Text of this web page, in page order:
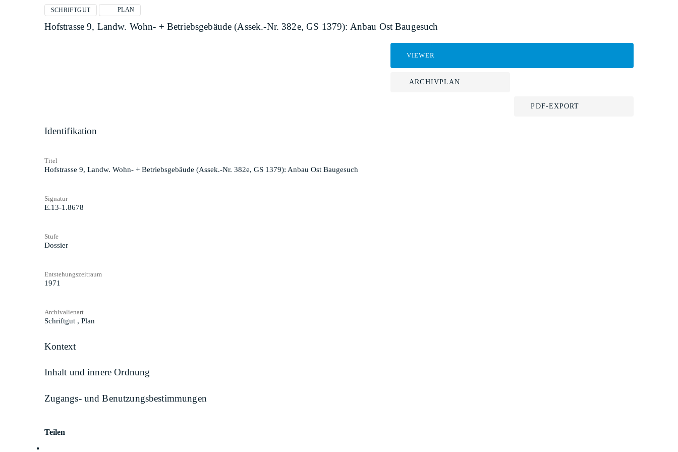
SCHRIFTGUT PLAN
Hofstrasse 9, Landw. Wohn- + Betriebsgebäude (Assek.-Nr. 382e, GS 1379): Anbau Ost Baugesuch
VIEWER
ARCHIVPLAN
PDF-EXPORT
Identifikation
Titel
Hofstrasse 9, Landw. Wohn- + Betriebsgebäude (Assek.-Nr. 382e, GS 1379): Anbau Ost Baugesuch
Signatur
E.13-1.8678
Stufe
Dossier
Entstehungszeitraum
1971
Archivalienart
Schriftgut , Plan
Kontext
Inhalt und innere Ordnung
Zugangs- und Benutzungsbestimmungen
Teilen